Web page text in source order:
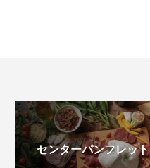
センターパンフレット